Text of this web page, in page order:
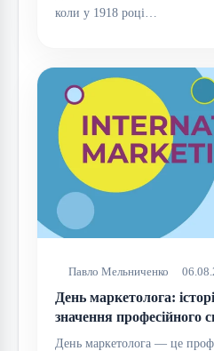
коли у 1918 році…
Павло Мельниченко
День маркетолога:
значення професійного
День маркетолога — це